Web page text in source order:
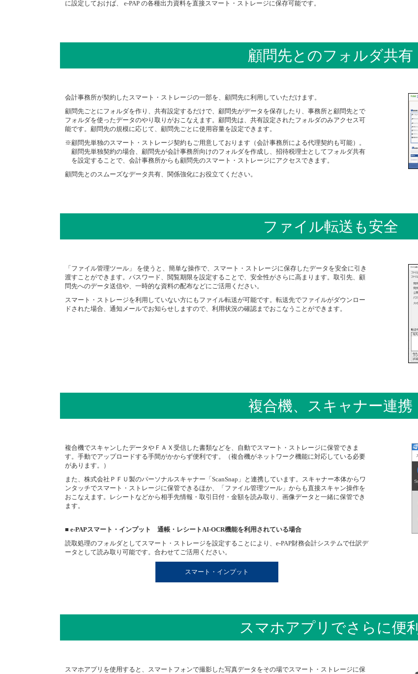
に設定しておけば、 e-PAP の各種出力資料を直接スマート・ストレージに保存可能です。
顧問先とのフォルダ共有
会計事務所が契約したスマート・ストレージの一部を、顧問先に利用していただけます。
顧問先ごとにフォルダを作り、共有設定するだけで、顧問先がデータを保存したり、事務所と顧問先とで
フォルダを使ったデータのやり取りがおこなえます。顧問先は、共有設定されたフォルダのみアクセス可
能です。顧問先の規模に応じて、顧問先ごとに使用容量を設定できます。
※顧問先単独のスマート・ストレージ契約もご用意しております（会計事務所による代理契約も可能）。
顧問先単独契約の場合、顧問先が会計事務所向けのフォルダを作成し、招待税理士としてフォルダ共有
を設定することで、会計事務所からも顧問先のスマート・ストレージにアクセスできます。
顧問先とのスムーズなデータ共有、関係強化にお役立てください。
ファイル転送も安全
「ファイル管理ツール」 を使うと、簡単な操作で、スマート・ストレージに保存したデータを安全に引き
渡すことができます。パスワード、閲覧期限を設定することで、安全性がさらに高まります。取引先、顧
問先へのデータ送信や、一時的な資料の配布などにご活用ください。
スマート・ストレージを利用していない方にもファイル転送が可能です。転送先でファイルがダウンロー
ドされた場合、通知メールでお知らせしますので、利用状況の確認までおこなうことができます。
複合機、スキャナー連携
複合機でスキャンしたデータやＦＡＸ受信した書類などを、自動でスマート・ストレージに保管できま
す。手動でアップロードする手間がかからず便利です。（複合機がネットワーク機能に対応している必要
があります。）
また、株式会社ＰＦＵ製のパーソナルスキャナー「ScanSnap」と連携しています。スキャナー本体からワ
ンタッチでスマート・ストレージに保管できるほか、「ファイル管理ツール」からも直接スキャン操作を
おこなえます。レシートなどから相手先情報・取引日付・金額を読み取り、画像データと一緒に保管でき
ます。
■ e-PAPスマート・インプット 通帳・レシートAI-OCR機能を利用されている場合
読取処理のフォルダとしてスマート・ストレージを設定することにより、e-PAP財務会計システムで仕訳デ
ータとして読み取り可能です。合わせてご活用ください。
スマート・インプット
スマホアプリでさらに便利
スマホアプリを使用すると、スマートフォンで撮影した写真データをその場でスマート・ストレージに保